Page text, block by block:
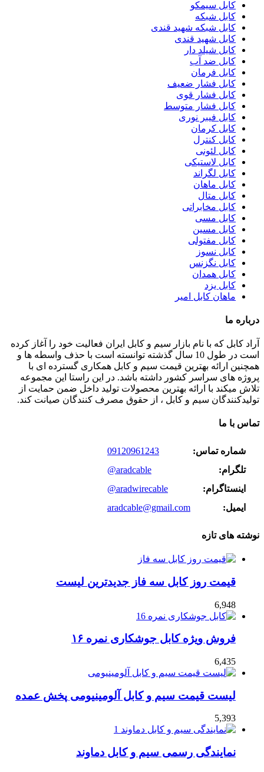
کابل سیمکو
کابل شبکه
کابل شبکه شهید قندی
کابل شهید قندی
کابل شیلد دار
کابل ضد آب
کابل فرمان
کابل فشار ضعیف
کابل فشار قوی
کابل فشار متوسط
کابل فیبر نوری
کابل کرمان
کابل کنترل
کابل لئونی
کابل لاستیکی
کابل لگراند
کابل ماهان
کابل متال
کابل مخابراتی
کابل مسی
کابل مسین
کابل مفتولی
کابل نسوز
کابل نگزنس
کابل همدان
کابل یزد
ماهان کابل امیر
درباره ما
آراد کابل که با نام بازار سیم و کابل ایران فعالیت خود را آغاز کرده
است در طول 10 سال گذشته توانسته است با حذف واسطه ها و
همچنین ارائه بهترین قیمت سیم و کابل همکاری گسترده ای با
پروژه های سراسر کشور داشته باشد. در این راستا این مجموعه
تلاش میکند با ارائه بهترین محصولات تولید داخل ضمن حمایت از
تولیدکنندگان سیم و کابل ، از حقوق مصرف کنندگان صیانت کند.
تماس با ما
شماره تماس:
09120961243
تلگرام:
@aradcable
اینستاگرام:
@aradwirecable
ایمیل:
aradcable@gmail.com
نوشته های تازه
قیمت روز کابل سه فاز جدیدترین لیست
6,948
فروش ویژه کابل جوشکاری نمره ۱۶
6,435
لیست قیمت سیم و کابل آلومینیومی پخش عمده
5,393
نمایندگی رسمی سیم و کابل دماوند